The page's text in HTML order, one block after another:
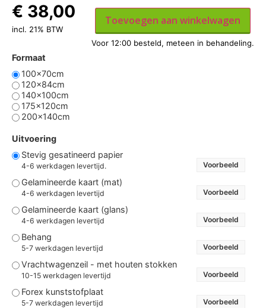
Formaat
100x70cm
120x84cm
140x100cm
175x120cm
200x140cm
Uitvoering
Stevig gesatineerd papier
4-6 werkdagen levertijd. Voorbeeld
Gelamineerde kaart (mat)
4-6 werkdagen levertijd Voorbeeld
Gelamineerde kaart (glans)
4-6 werkdagen levertijd Voorbeeld
Behang
5-7 werkdagen levertijd Voorbeeld
Vrachtwagenzeil - met houten stokken
10-15 werkdagen levertijd Voorbeeld
Forex kunststofplaat
5-7 werkdagen levertijd Voorbeeld
€ 38,00
incl. 21% BTW
Toevoegen aan winkelwagen